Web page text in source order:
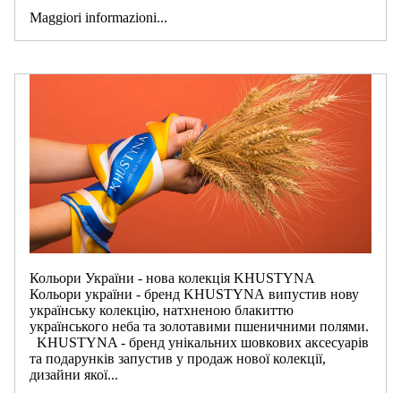
Maggiori informazioni...
Кольори України - нова колекція KHUSTYNA
Кольори україни - бренд KHUSTYNA випустив нову
українську колекцію, натхненою блакиттю
українського неба та золотавими пшеничними полями.
KHUSTYNA - бренд унікальних шовкових аксесуарів
та подарунків запустив у продаж нової колекції,
дизайни якої...